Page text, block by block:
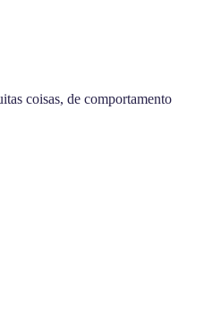
coisas, de comportamento